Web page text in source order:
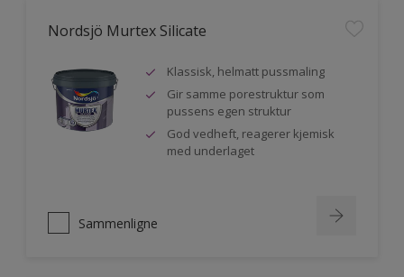
Nordsjö Murtex Silicate
Klassisk, helmatt pussmaling
Gir samme porestruktur som
pussens egen struktur
God vedheft, reagerer kjemisk
med underlaget
Sammenligne